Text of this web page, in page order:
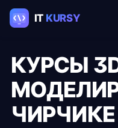
КУРСЫ
ЧИРЧИКЕ